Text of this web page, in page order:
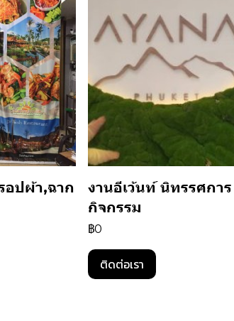
อปผ้า,ฉาก
งานอีเว้นท์ นิทรรศกา
กิจกรรม
฿0
ติดต่อเรา